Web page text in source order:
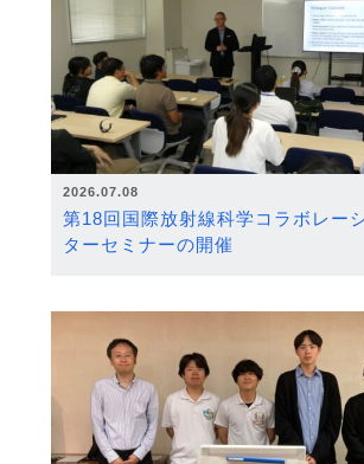
2026.07.08
第18回国際放射線科学コラボレー
ターセミナーの開催